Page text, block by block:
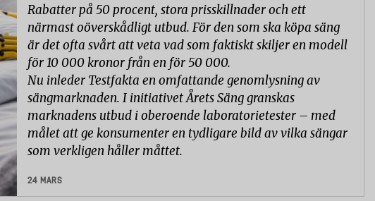
Rabatter på 50 procent, stora prisskillnader och ett
närmast oöverskådligt utbud. För den som ska köpa säng
är det ofta svårt att veta vad som faktiskt skiljer en modell
för 10 000 kronor från en för 50 000.
Nu inleder Testfakta en omfattande genomlysning av
sängmarknaden. I initiativet Årets Säng granskas
marknadens utbud i oberoende laboratorietester – med
målet att ge konsumenter en tydligare bild av vilka sängar
som verkligen håller måttet.
24 MARS